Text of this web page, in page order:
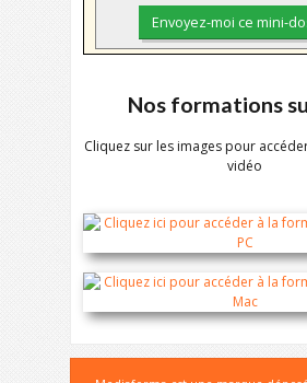
Nos formations
Cliquez sur les images pour
vidéo